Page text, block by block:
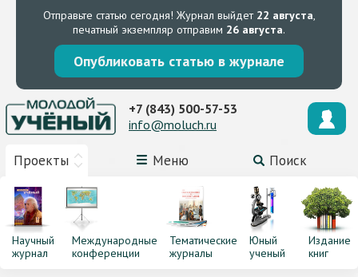
Отправьте статью сегодня! Журнал выйдет 22 августа,
печатный экземпляр отправим 26 августа.
Опубликовать статью в журнале
Проекты Меню Поиск
+7 (843) 500-57-53
info@moluch.ru
Научный
журнал
Международные
конференции
Тематические
журналы
Юный
ученый
Издание
книг